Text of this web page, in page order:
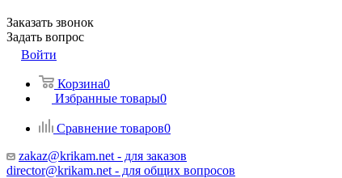
Заказать звонок
Задать вопрос
Войти
Корзина0
Избранные товары0
Сравнение товаров0
zakaz@krikam.net - для заказов
director@krikam.net - для общих вопросов